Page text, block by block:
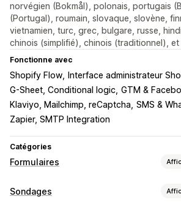
norvégien (Bokmål), polonais, portugais
(Portugal), roumain, slovaque, slovène,
vietnamien, turc, grec, bulgare, russe,
chinois (simplifié), chinois (traditionnel), et
Fonctionne avec
Shopify Flow Interface administrateur
G-Sheet, Conditional logic GTM &
Klaviyo, Mailchimp, reCaptcha SMS &
Zapier, SMTP Integration
Catégories
Formulaires
Types de formulaires
Sondages